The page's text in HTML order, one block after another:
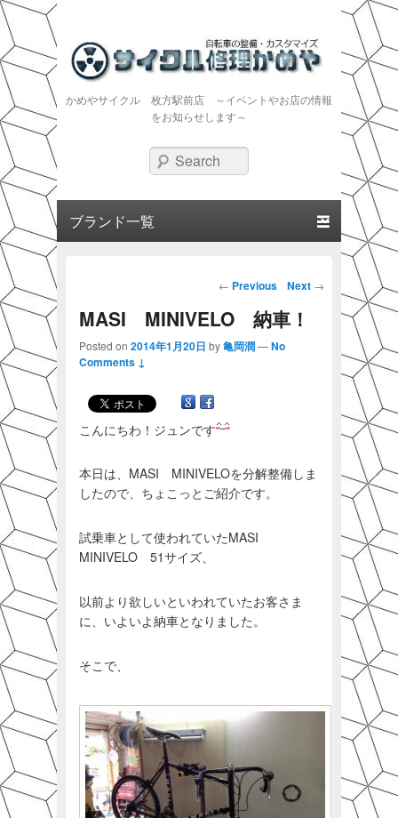
かめやサイクル 枚方駅前店 ～イベントやお店の情報
をお知らせします～
Search
Post navigation
← Previous Next →
MASI MINIVELO 納車！
Posted on 2014年1月20日 by亀岡潤—No
Comments ↓
こんにちわ！ジュンです
本日は、MASI MINIVELOを分解整備しま
したので、ちょこっとご紹介です。
試乗車として使われていたMASI
MINIVELO 51サイズ、
以前より欲しいといわれていたお客さま
に、いよいよ納車となりました。
そこで、